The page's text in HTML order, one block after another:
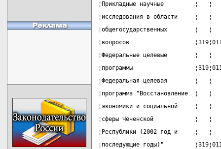
¦Прикладные научные
¦исследования в области
¦общегосударственных
¦вопросов
¦Федеральные целевые
¦программы
¦Федеральная целевая
¦программа
¦экономики и социальной
¦сферы Чеченской            ¦
¦Республики (2002 год и
¦последующие годы)"